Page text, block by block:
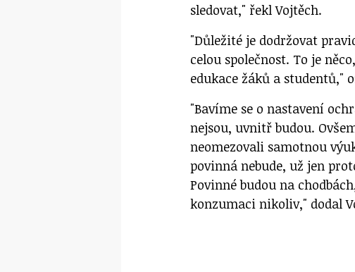
sledovat," řekl Vojtěch.
"Důležité je dodržovat
celou společnost. To je
edukace žáků a studentů,"
"Bavíme se o nastavení
nejsou, uvnitř budou.
neomezovali samotnou
povinná nebude, už jen
Povinné budou na
konzumaci nikoliv," dodal